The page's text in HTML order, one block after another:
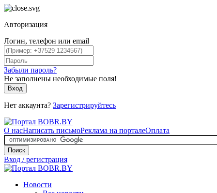
Авторизация
Логин, телефон или email
Забыли пароль?
Не заполнены необходимые поля!
Вход
Нет аккаунта? Зарегистрируйтесь
О насНаписать письмоРеклама на порталеОплата
Поиск
Вход / регистрация
Новости